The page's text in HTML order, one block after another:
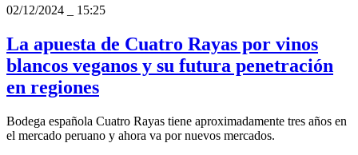
02/12/2024
15:25
La apuesta de Cuatro Rayas por vinos
blancos veganos y su futura penetración
en regiones
Bodega española Cuatro Rayas tiene aproximadamente tres años en
el mercado peruano y ahora va por nuevos mercados.